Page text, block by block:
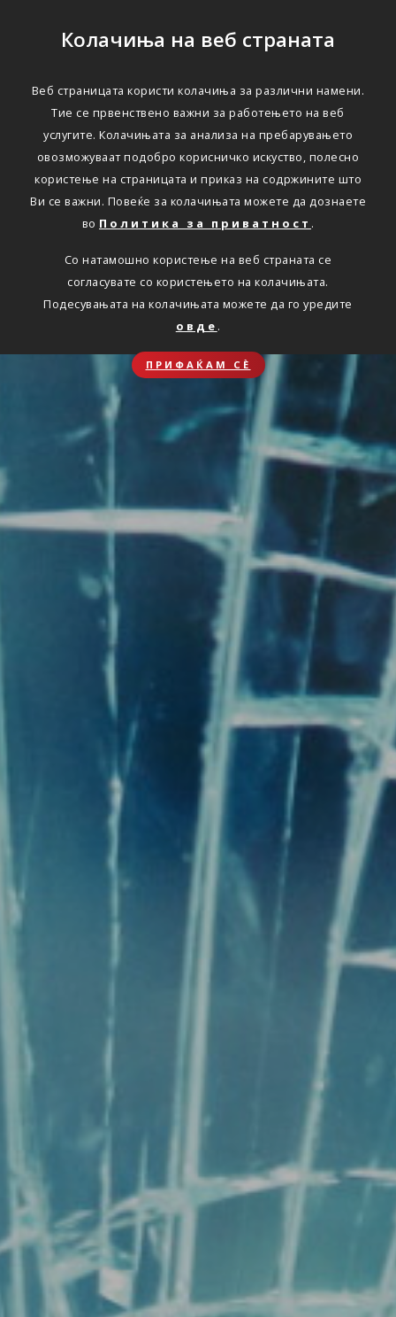
Колачиња на веб страната
Веб страницата користи колачиња за различни намени.
Тие се првенствено важни за работењето на веб
услугите. Колачињата за анализа на пребарувањето
овозможуваат подобро корисничко искуство, полесно
користење на страницата и приказ на содржините што
Ви се важни. Повеќе за колачињата можете да дознаете
во Политика за приватност .
Со натамошно користење на веб страната се
согласувате со користењето на колачињата.
Подесувањата на колачињата можете да го уредите
овде .
ПРИФАЌАМ СЀ